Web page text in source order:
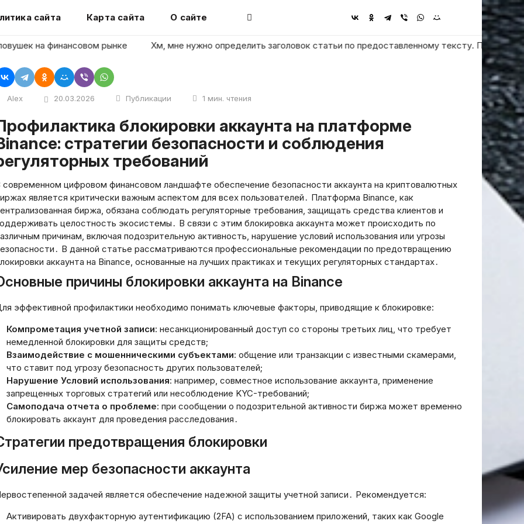
сайта Карта сайта О сайте
на финансовом рынке Хм, мне нужно определить заголовок статьи по предоставленному тексту.
Alex 20.03.2026 Публикации 1 мин. чтения
на платформе
стратегии безопасности и соблюдения
требований
современном цифровом финансовом ландшафте обеспечение безопасности аккаунта на криптовалютных
является критически важным аспектом для всех пользователей․ Платформа Binance, как
биржа, обязана соблюдать регуляторные требования, защищать средства клиентов и
целостность экосистемы․ В связи с этим блокировка аккаунта может происходить по
причинам, включая подозрительную активность, нарушение условий использования или угрозы
В данной статье рассматриваются профессиональные рекомендации по предотвращению
аккаунта на Binance, основанные на лучших практиках и текущих регуляторных стандартах․
причины блокировки аккаунта на Binance
эффективной профилактики необходимо понимать ключевые факторы, приводящие к блокировке:
Компрометация учетной записи: несанкционированный доступ со стороны третьих лиц, что требует
немедленной блокировки для защиты средств;
Взаимодействие с мошенническими субъектами: общение или транзакции с известными скамерами,
что ставит под угрозу безопасность других пользователей;
Нарушение Условий использования: например, совместное использование аккаунта, применение
запрещенных торговых стратегий или несоблюдение KYC-требований;
Самоподача отчета о проблеме: при сообщении о подозрительной активности биржа может временно
блокировать аккаунт для проведения расследования․
предотвращения блокировки
мер безопасности аккаунта
задачей является обеспечение надежной защиты учетной записи․ Рекомендуется:
Активировать двухфакторную аутентификацию (2FA) с использованием приложений, таких как Google